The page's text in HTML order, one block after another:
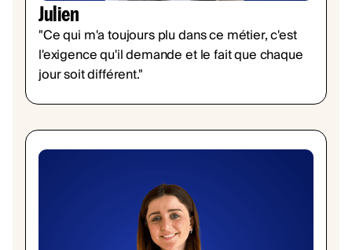
Julien
"Ce qui m'a toujours plu dans ce métier, c'est
l'exigence qu'il demande et le fait que chaque
jour soit différent."